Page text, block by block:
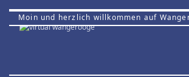
Moin und herzlich willkommen auf